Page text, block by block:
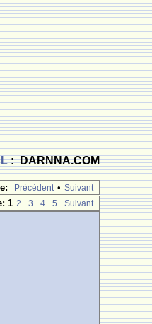
: DARNNA.COM
Prècèdent • Suivant
1 2 3 4 5 Suivant